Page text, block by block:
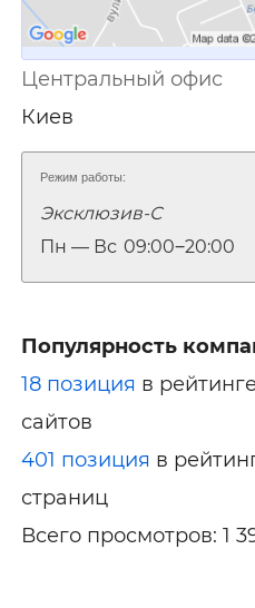
Центральный офис
Киев
Режим работы:
Эксклюзив-С
Пн — Вс 09:00‒20:00
Популярность
18 позиция в
сайтов
401 позиция в
страниц
Всего просмотров: 1